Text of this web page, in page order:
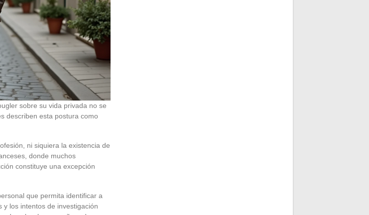
sobre su vida privada no se
describen esta postura como
ni siquiera la existencia de
donde muchos
constituye una excepción
que permita identificar a
los intentos de investigación